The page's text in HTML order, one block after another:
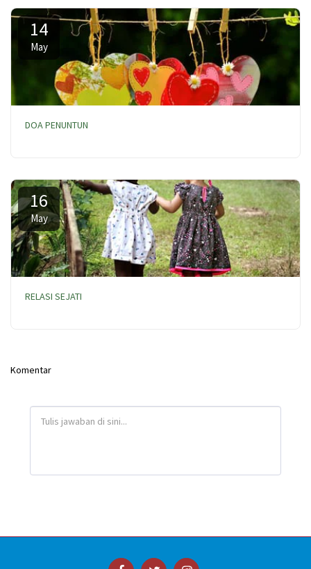
14
May
DOA PENUNTUN
16
May
RELASI SEJATI
Komentar